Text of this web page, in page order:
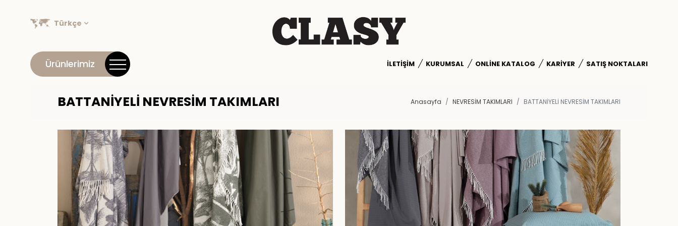
Türkçe
Ürünlerimiz İLETIŞIM KURUMSAL ONLINE KATALOG KARIYER SATIŞ NOKTALARI
BATTANİYELİ NEVRESİM TAKIMLARI Anasayfa NEVRESİM TAKIMLARI BATTANİYELİ NEVRESİM TAKIMLARI